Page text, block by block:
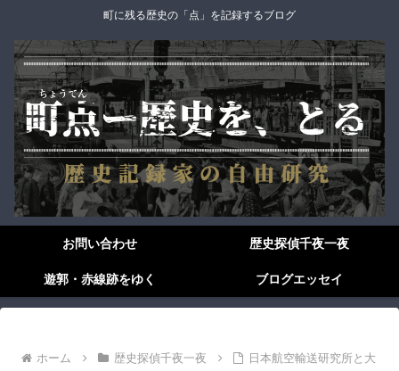
町に残る歴史の「点」を記録するブログ
お問い合わせ 歴史探偵千夜一夜
遊郭・赤線跡をゆく ブログエッセイ
ホーム 歴史探偵千夜一夜
日本航空輸送研究所と大